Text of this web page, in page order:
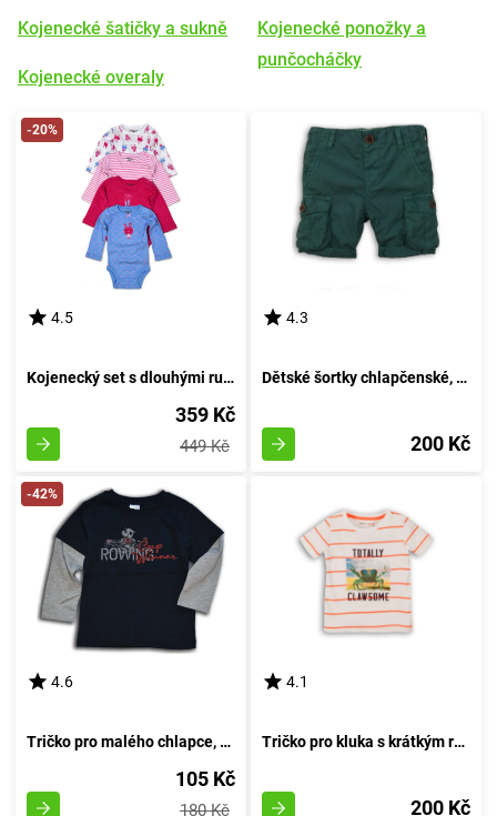
Kojenecké šatičky a sukně
Kojenecké overaly
Kojenecké ponožky a
punčocháčky
-20%
4.5
Kojenecký set s dlouhými rukávy, Pidilidi, PD1003, pro dívku - velikost 68/74 | 6-9 měsíců
359 Kč
449 Kč
4.3
Dětské šortky chlapčenské, Minoti, DESERT 2, zelené - velikost 92/98 | pro věk 2-3 let
200 Kč
-42%
4.6
Tričko pro malého chlapce, s dlouhými rukávy, od značky Wendee, v tmavě modrém provedení - velikost 98 | Věk 3 roky
105 Kč
180 Kč
4.1
Tričko pro kluka s krátkým rukávem, značky Minoti, model Crab 1, bílé barvy - velikost 92/98 | pro věk 2-3 let
200 Kč